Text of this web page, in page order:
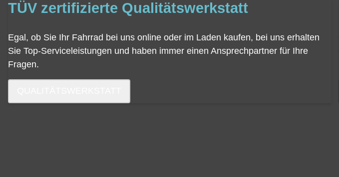
TÜV zertifizierte Qualitätswerkstatt
Egal, ob Sie Ihr Fahrrad bei uns online oder im Laden kaufen, bei uns erhalten
Sie Top-Serviceleistungen und haben immer einen Ansprechpartner für Ihre
Fragen.